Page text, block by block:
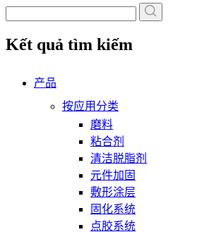
Kết quả tìm kiếm
产品
按应用分类
磨料
粘合剂
清洁脱脂剂
元件加固
敷形涂层
固化系统
点胶系统